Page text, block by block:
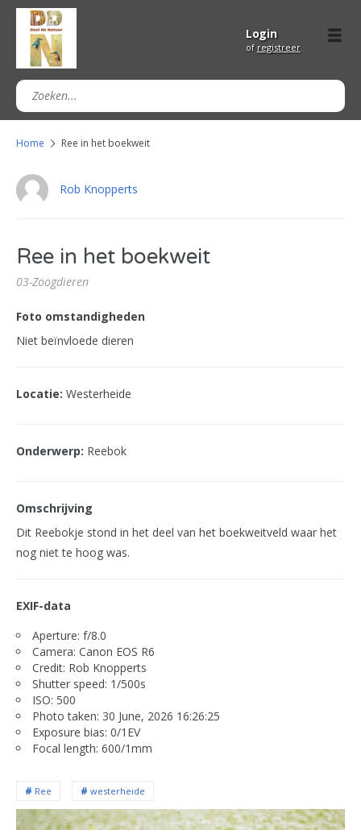
Login
of registreer
Home Ree in het boekweit
Rob Knopperts
Ree in het boekweit
03-Zoogdieren
Foto omstandigheden
Niet beïnvloede dieren
Locatie: Westerheide
Onderwerp: Reebok
Omschrijving
Dit Reebokje stond in het deel van het boekweitveld waar het
nog niet te hoog was.
EXIF-data
Aperture: f/8.0
Camera: Canon EOS R6
Credit: Rob Knopperts
Shutter speed: 1/500s
ISO: 500
Photo taken: 30 June, 2026 16:26:25
Exposure bias: 0/1EV
Focal length: 600/1mm
Ree westerheide